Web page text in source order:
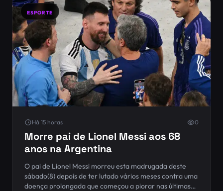
ESPORTE
Há 15 horas 0
Morre pai de Lionel Messi aos 68
anos na Argentina
O pai de Lionel Messi morreu esta madrugada deste
sábado(8) depois de ter lutado vários meses contra uma
doença prolongada que começou a piorar nas últimas